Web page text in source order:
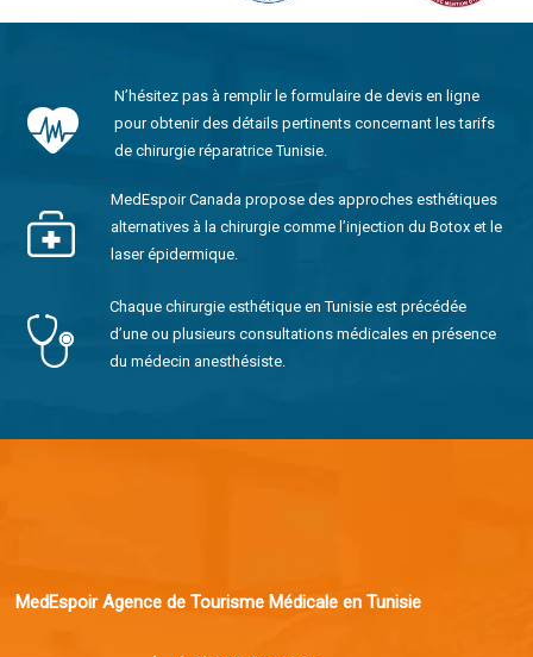
N’hésitez pas à remplir le formulaire de devis en ligne
pour obtenir des détails pertinents concernant les tarifs
de chirurgie réparatrice Tunisie.
MedEspoir Canada propose des approches esthétiques
alternatives à la chirurgie comme l’injection du Botox et le
laser épidermique.
Chaque chirurgie esthétique en Tunisie est précédée
d’une ou plusieurs consultations médicales en présence
du médecin anesthésiste.
MedEspoir Agence de Tourisme Médicale en Tunisie